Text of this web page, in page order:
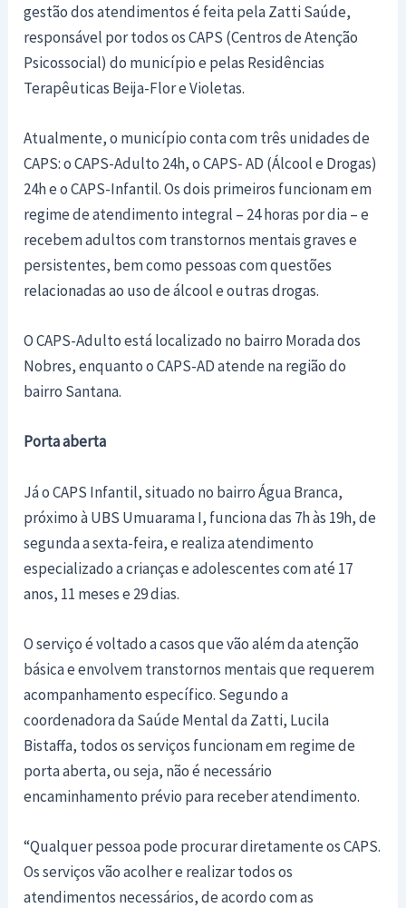
gestão dos atendimentos é feita pela Zatti Saúde,
responsável por todos os CAPS (Centros de Atenção
Psicossocial) do município e pelas Residências
Terapêuticas Beija-Flor e Violetas.
Atualmente, o município conta com três unidades de
CAPS: o CAPS-Adulto 24h, o CAPS- AD (Álcool e Drogas)
24h e o CAPS-Infantil. Os dois primeiros funcionam em
regime de atendimento integral – 24 horas por dia – e
recebem adultos com transtornos mentais graves e
persistentes, bem como pessoas com questões
relacionadas ao uso de álcool e outras drogas.
O CAPS-Adulto está localizado no bairro Morada dos
Nobres, enquanto o CAPS-AD atende na região do
bairro Santana.
Porta aberta
Já o CAPS Infantil, situado no bairro Água Branca,
próximo à UBS Umuarama I, funciona das 7h às 19h, de
segunda a sexta-feira, e realiza atendimento
especializado a crianças e adolescentes com até 17
anos, 11 meses e 29 dias.
O serviço é voltado a casos que vão além da atenção
básica e envolvem transtornos mentais que requerem
acompanhamento específico. Segundo a
coordenadora da Saúde Mental da Zatti, Lucila
Bistaffa, todos os serviços funcionam em regime de
porta aberta, ou seja, não é necessário
encaminhamento prévio para receber atendimento.
“Qualquer pessoa pode procurar diretamente os CAPS.
Os serviços vão acolher e realizar todos os
atendimentos necessários, de acordo com as